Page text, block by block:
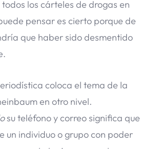
los cárteles de drogas en
pensar es cierto porque de
que haber sido desmentido
coloca el tema de la
en otro nivel.
su teléfono y correo significa que
un individuo o grupo con poder